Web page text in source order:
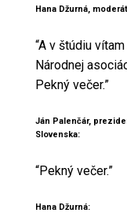
Hana Džurná,
“A v štúdiu
Národnej
Pekný večer.”
Ján Palenčár,
Slovenska:
“Pekný večer.”
Hana Džurná: